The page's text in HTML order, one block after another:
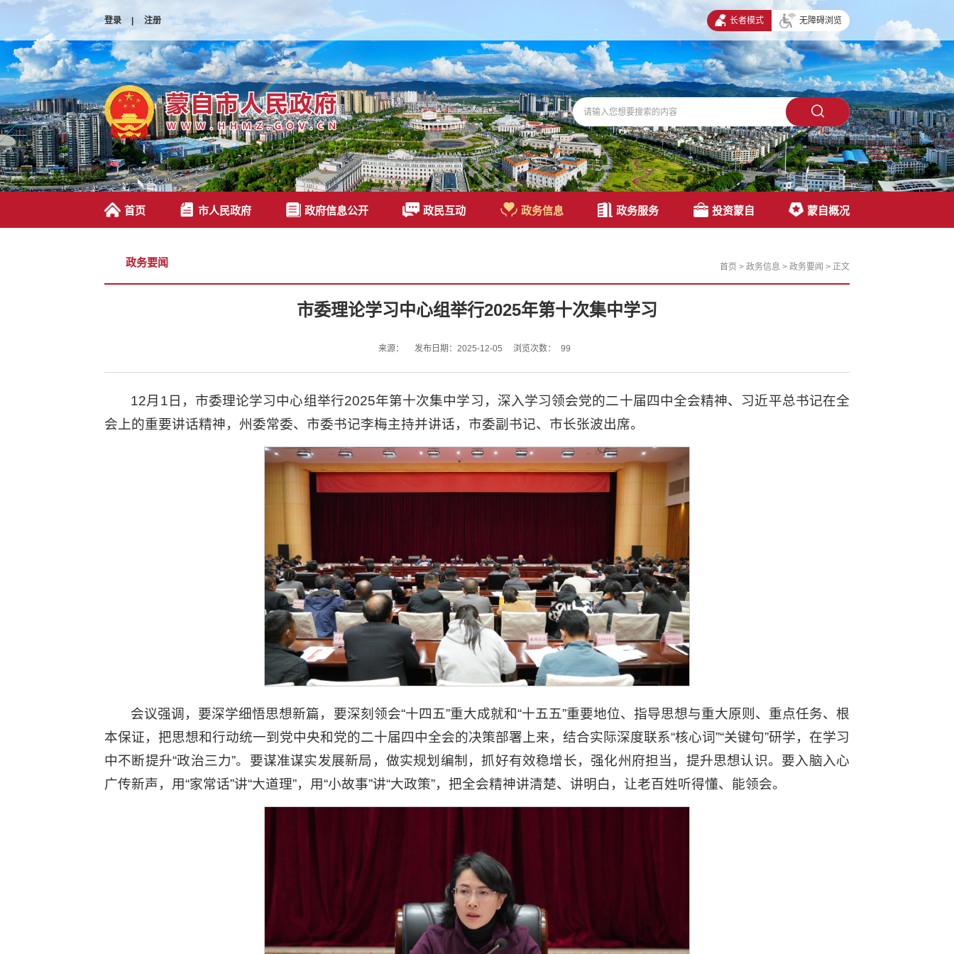
登录 | 注册 长者模式 无障碍浏览
首页 市人民政府 政府信息公开 政民互动 政务信息 政务服务 投资蒙自 蒙自概况
政务要闻 首页 > 政务信息 > 政务要闻 > 正文
市委理论学习中心组举行2025年第十次集中学习
来源： 发布日期：2025-12-05 浏览次数： 99
12月1日，市委理论学习中心组举行2025年第十次集中学习，深入学习领会党的二十届四中全会精神、习近平总书记在全
会上的重要讲话精神，州委常委、市委书记李梅主持并讲话，市委副书记、市长张波出席。
会议强调，要深学细悟思想新篇，要深刻领会“十四五”重大成就和“十五五”重要地位、指导思想与重大原则、重点任务、根
本保证，把思想和行动统一到党中央和党的二十届四中全会的决策部署上来，结合实际深度联系“核心词”“关键句”研学，在学习
中不断提升“政治三力”。要谋准谋实发展新局，做实规划编制，抓好有效稳增长，强化州府担当，提升思想认识。要入脑入心
广传新声，用“家常话”讲“大道理”，用“小故事”讲“大政策”，把全会精神讲清楚、讲明白，让老百姓听得懂、能领会。